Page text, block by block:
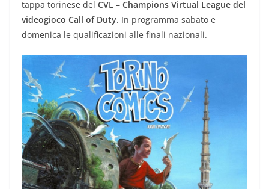
tappa torinese del CVL – Champions Virtual League del
videogioco Call of Duty. In programma sabato e
domenica le qualificazioni alle finali nazionali.